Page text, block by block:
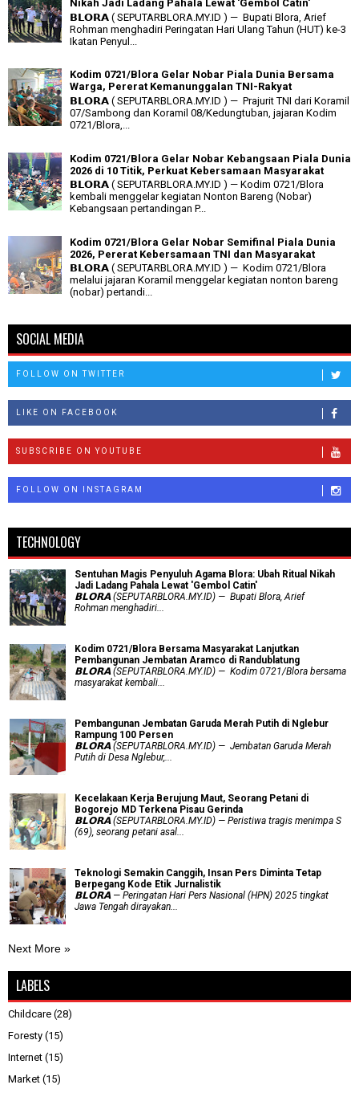
Nikah Jadi Ladang Pahala Lewat 'Gembol Catin'
𝗕𝗟𝗢𝗥𝗔 ( SEPUTARBLORA.MY.ID ) — Bupati Blora, Arief
Rohman menghadiri Peringatan Hari Ulang Tahun (HUT) ke-3
Ikatan Penyul...
Kodim 0721/Blora Gelar Nobar Piala Dunia Bersama
Warga, Pererat Kemanunggalan TNI-Rakyat
𝗕𝗟𝗢𝗥𝗔 ( SEPUTARBLORA.MY.ID ) — Prajurit TNI dari Koramil
07/Sambong dan Koramil 08/Kedungtuban, jajaran Kodim
0721/Blora,...
Kodim 0721/Blora Gelar Nobar Kebangsaan Piala Dunia
2026 di 10 Titik, Perkuat Kebersamaan Masyarakat
𝗕𝗟𝗢𝗥𝗔 ( SEPUTARBLORA.MY.ID ) — Kodim 0721/Blora
kembali menggelar kegiatan Nonton Bareng (Nobar)
Kebangsaan pertandingan P...
Kodim 0721/Blora Gelar Nobar Semifinal Piala Dunia
2026, Pererat Kebersamaan TNI dan Masyarakat
𝗕𝗟𝗢𝗥𝗔 ( SEPUTARBLORA.MY.ID ) — Kodim 0721/Blora
melalui jajaran Koramil menggelar kegiatan nonton bareng
(nobar) pertandi...
SOCIAL MEDIA
FOLLOW ON TWITTER
LIKE ON FACEBOOK
SUBSCRIBE ON YOUTUBE
FOLLOW ON INSTAGRAM
TECHNOLOGY
Sentuhan Magis Penyuluh Agama Blora: Ubah Ritual Nikah
Jadi Ladang Pahala Lewat 'Gembol Catin'
𝗕𝗟𝗢𝗥𝗔 (SEPUTARBLORA.MY.ID) — Bupati Blora, Arief
Rohman menghadiri...
Kodim 0721/Blora Bersama Masyarakat Lanjutkan
Pembangunan Jembatan Aramco di Randublatung
𝗕𝗟𝗢𝗥𝗔 (SEPUTARBLORA.MY.ID) — Kodim 0721/Blora bersama
masyarakat kembali...
Pembangunan Jembatan Garuda Merah Putih di Nglebur
Rampung 100 Persen
𝗕𝗟𝗢𝗥𝗔 (SEPUTARBLORA.MY.ID) — Jembatan Garuda Merah
Putih di Desa Nglebur,...
Kecelakaan Kerja Berujung Maut, Seorang Petani di
Bogorejo MD Terkena Pisau Gerinda
𝗕𝗟𝗢𝗥𝗔 (SEPUTARBLORA.MY.ID) — Peristiwa tragis menimpa S
(69), seorang petani asal...
Teknologi Semakin Canggih, Insan Pers Diminta Tetap
Berpegang Kode Etik Jurnalistik
𝗕𝗟𝗢𝗥𝗔 — Peringatan Hari Pers Nasional (HPN) 2025 tingkat
Jawa Tengah dirayakan...
Next More »
LABELS
Childcare (28)
Foresty (15)
Internet (15)
Market (15)